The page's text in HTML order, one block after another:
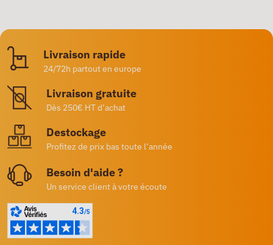
Livraison rapide
24/72h partout en europe
Livraison gratuite
Dès 250€ HT d’achat
Destockage
Profitez de prix bas toute l’année
Besoin d'aide ?
Un service client à votre écoute